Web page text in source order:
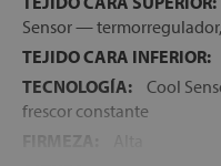
Sensor —
TEJIDO CARA INFERIOR:
TECNOLOGÍA:
Cool
frescor constante